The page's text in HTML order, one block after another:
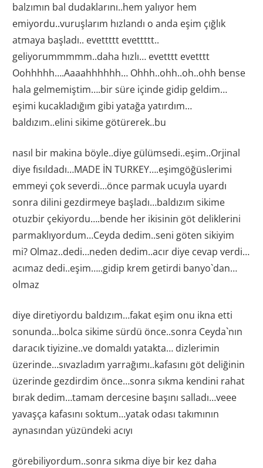
balzımın bal dudaklarını..hem yalıyor hem
emiyordu..vuruşlarım hızlandı o anda eşim çığlık
atmaya başladı.. evettttt evettttt..
geliyorummmmm..daha hızlı… evetttt evetttt
Oohhhhh….Aaaahhhhhh… Ohhh..ohh..oh..ohh bense
hala gelmemiştim….bir süre içinde gidip geldim…
eşimi kucakladığım gibi yatağa yatırdım…
baldızım..elini sikime götürerek..bu
nasıl bir makina böyle..diye gülümsedi..eşim..Orjinal
diye fısıldadı…MADE İN TURKEY….eşimgöğüslerimi
emmeyi çok severdi…önce parmak ucuyla uyardı
sonra dilini gezdirmeye başladı…baldızım sikime
otuzbir çekiyordu….bende her ikisinin göt deliklerini
parmaklıyordum…Ceyda dedim..seni göten sikiyim
mi? Olmaz..dedi…neden dedim..acır diye cevap verdi…
acımaz dedi..eşim…..gidip krem getirdi banyo`dan…
olmaz
diye diretiyordu baldızım…fakat eşim onu ikna etti
sonunda…bolca sikime sürdü önce..sonra Ceyda`nın
daracık tiyizine..ve domaldı yatakta… dizlerimin
üzerinde…sıvazladım yarrağımı..kafasını göt deliğinin
üzerinde gezdirdim önce…sonra sıkma kendini rahat
bırak dedim…tamam dercesine başını salladı…veee
yavaşça kafasını soktum…yatak odası takımının
aynasından yüzündeki acıyı
görebiliyordum..sonra sıkma diye bir kez daha